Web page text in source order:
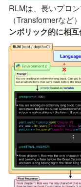
RLMは、長いプロ
（Transformerなど
ンボリック的に相